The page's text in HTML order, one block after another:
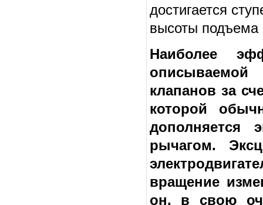
достигается
высоты подъема
Наиболее
клапанов за
которой
дополняется
рычагом.
вращение
он, в свою